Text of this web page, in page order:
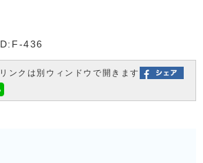
ID:F-436
ンクは別ウィンドウで開きます